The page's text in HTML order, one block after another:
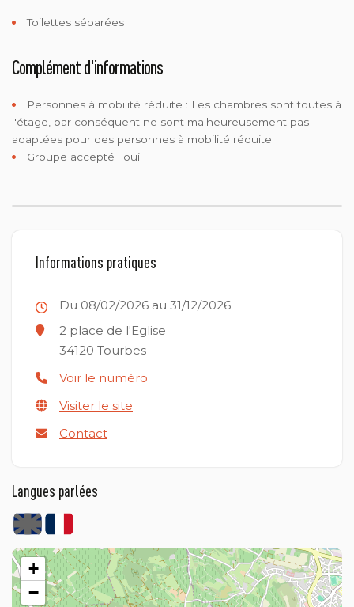
Toilettes séparées
Complément d'informations
Personnes à mobilité réduite : Les chambres sont toutes à
l'étage, par conséquent ne sont malheureusement pas
adaptées pour des personnes à mobilité réduite.
Groupe accepté : oui
Informations pratiques
Du 08/02/2026 au 31/12/2026
2 place de l'Eglise
34120 Tourbes
Voir le numéro
Visiter le site
Contact
Langues parlées
+
−